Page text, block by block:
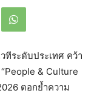
ทีระดับประเทศ คว้า
& Culture
ตอกย้ำความ